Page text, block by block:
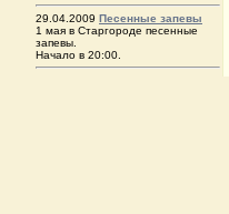
29.04.2009 Песенные запевы
1 мая в Старгороде песенные
запевы.
Начало в 20:00.